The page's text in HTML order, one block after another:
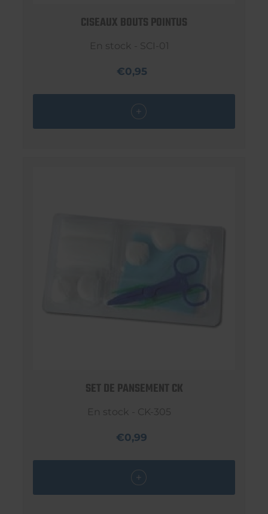
CISEAUX BOUTS POINTUS
En stock - SCI-01
€0,95
SET DE PANSEMENT CK
En stock - CK-305
€0,99